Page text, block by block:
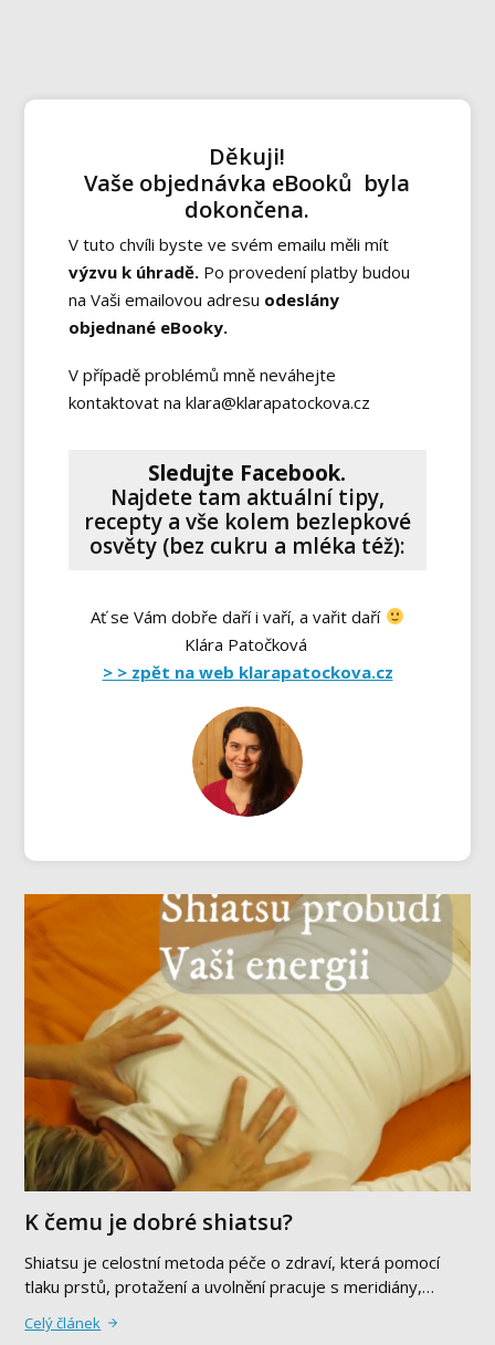
Děkuji!
Vaše objednávka eBooků byla
dokončena.
V tuto chvíli byste ve svém emailu měli mít
výzvu k úhradě. Po provedení platby budou
na Vaši emailovou adresu odeslány
objednané eBooky.
V případě problémů mně neváhejte
kontaktovat na klara@klarapatockova.cz
Sledujte Facebook.
Najdete tam aktuální tipy,
recepty a vše kolem bezlepkové
osvěty (bez cukru a mléka též):
Ať se Vám dobře daří i vaří, a vařit daří
Klára Patočková
> > zpět na web klarapatockova.cz
K čemu je dobré shiatsu?
Shiatsu je celostní metoda péče o zdraví, která pomocí
tlaku prstů, protažení a uvolnění pracuje s meridiány,…
Celý článek